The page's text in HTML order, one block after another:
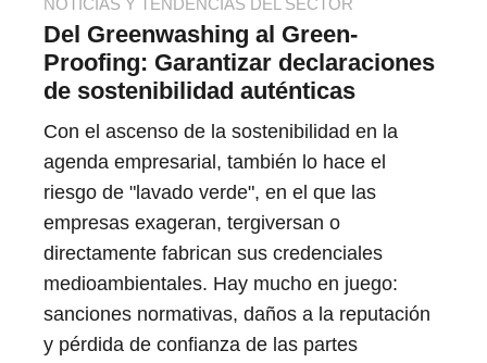
NOTICIAS Y TENDENCIAS DEL SECTOR
Del Greenwashing al Green-
Proofing: Garantizar declaraciones
de sostenibilidad auténticas
Con el ascenso de la sostenibilidad en la
agenda empresarial, también lo hace el
riesgo de "lavado verde", en el que las
empresas exageran, tergiversan o
directamente fabrican sus credenciales
medioambientales. Hay mucho en juego:
sanciones normativas, daños a la reputación
y pérdida de confianza de las partes